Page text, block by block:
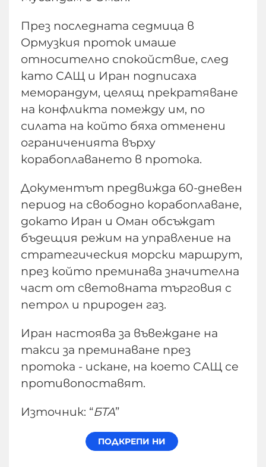
През последната седмица в
Ормузкия проток имаше
относително спокойствие, след
като САЩ и Иран подписаха
меморандум, целящ прекратяване
на конфликта помежду им, по
силата на който бяха отменени
ограниченията върху
корабоплаването в протока.
Документът предвижда 60-дневен
период на свободно корабоплаване,
докато Иран и Оман обсъждат
бъдещия режим на управление на
стратегическия морски маршрут,
през който преминава значителна
част от световната търговия с
петрол и природен газ.
Иран настоява за въвеждане на
такси за преминаване през
протока - искане, на което САЩ се
противопоставят.
Източник: “БТА”